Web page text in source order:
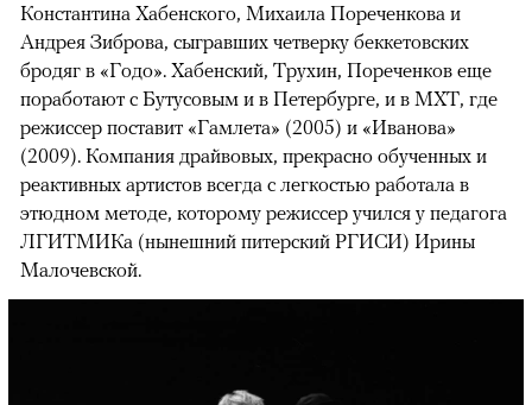
Константина Хабенского, Михаила Пореченкова и
Андрея Зиброва, сыгравших четверку беккетовских
бродяг в «Годо». Хабенский, Трухин, Пореченков еще
поработают с Бутусовым и в Петербурге, и в МХТ, где
режиссер поставит «Гамлета» (2005) и «Иванова»
(2009). Компания драйвовых, прекрасно обученных и
реактивных артистов всегда с легкостью работала в
этюдном методе, которому режиссер учился у педагога
ЛГИТМИКа (нынешний питерский РГИСИ) Ирины
Малочевской.